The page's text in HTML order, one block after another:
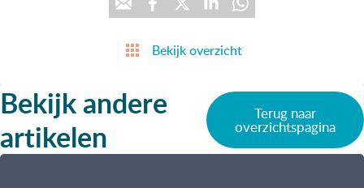
Bekijk overzicht
Bekijk andere
artikelen
Terug naar
overzichtspagina